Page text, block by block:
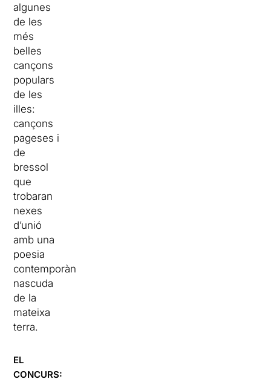
algunes
de les
més
belles
cançons
populars
de les
illes:
cançons
pageses i
de
bressol
que
trobaran
nexes
d’unió
amb una
poesia
contemporània
nascuda
de la
mateixa
terra.
EL
CONCURS: